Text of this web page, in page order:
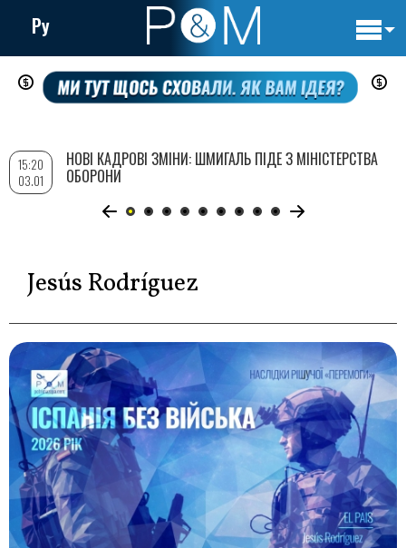
Перейти
до
вмісту
Ру
Jesús Rodríguez
15:20
03.01
НОВІ КАДРОВІ ЗМІНИ: ШМИГАЛЬ ПІДЕ З МІНІСТЕРСТВА
ОБОРОНИ